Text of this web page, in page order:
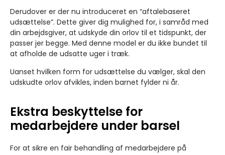
Derudover er der nu introduceret en “aftalebaseret
udsættelse”. Dette giver dig mulighed for, i samråd med
din arbejdsgiver, at udskyde din orlov til et tidspunkt, der
passer jer begge. Med denne model er du ikke bundet til
at afholde de udsatte uger i træk.
Uanset hvilken form for udsættelse du vælger, skal den
udskudte orlov afvikles, inden barnet fylder ni år.
Ekstra beskyttelse for
medarbejdere under barsel
For at sikre en fair behandling af medarbejdere på